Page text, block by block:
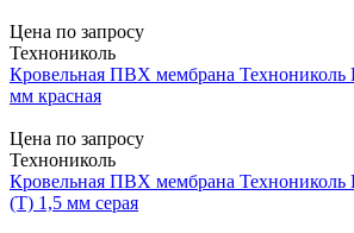
Цена по запросу
Технониколь
Кровельная ПВХ мембрана Технониколь
мм красная
Цена по запросу
Технониколь
Кровельная ПВХ мембрана Технониколь
(Т) 1,5 мм серая